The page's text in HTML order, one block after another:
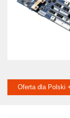
Oferta dla Polski